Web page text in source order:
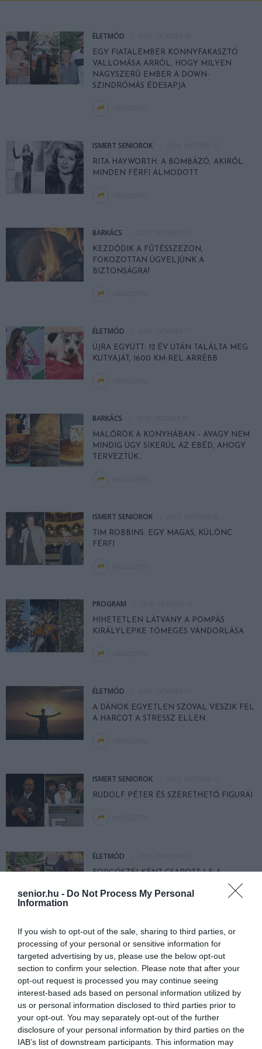
senior.hu - Do Not Process My Personal
Information
If you wish to opt-out of the sale, sharing to third parties, or
processing of your personal or sensitive information for
targeted advertising by us, please use the below opt-out
section to confirm your selection. Please note that after your
opt-out request is processed you may continue seeing
interest-based ads based on personal information utilized by
us or personal information disclosed to third parties prior to
your opt-out. You may separately opt-out of the further
disclosure of your personal information by third parties on the
IAB’s list of downstream participants. This information may
ÉLETMÓD
EGY FIATALEMBER KÖNNYFAKASZTÓ
VALLOMÁSA ARRÓL, HOGY MILYEN
NAGYSZERŰ EMBER A DOWN-
SZINDRÓMÁS ÉDESAPJA
ISMERT SENIOROK
RITA HAYWORTH: A BOMBÁZÓ, AKIRŐL
MINDEN FÉRFI ÁLMODOTT
BARKÁCS
KEZDŐDIK A FŰTÉSSZEZON,
FOKOZOTTAN ÜGYELJÜNK A
BIZTONSÁGRA!
ÉLETMÓD
ÚJRA EGYÜTT: 12 ÉV UTÁN TALÁLTA MEG
KUTYÁJÁT, 1600 KM-REL ARRÉBB
BARKÁCS
MALŐRÖK A KONYHÁBAN – AVAGY NEM
MINDIG ÚGY SIKERÜL AZ EBÉD, AHOGY
TERVEZTÜK…
ISMERT SENIOROK
TIM ROBBINS: EGY MAGAS, KÜLÖNC
FÉRFI
PROGRAM
HIHETETLEN LÁTVÁNY A POMPÁS
KIRÁLYLEPKE TÖMEGES VÁNDORLÁSA
ÉLETMÓD
A DÁNOK EGYETLEN SZÓVAL VESZIK FEL
A HARCOT A STRESSZ ELLEN
ISMERT SENIOROK
RUDOLF PÉTER ÉS SZERETHETŐ FIGURÁI
ÉLETMÓD
FORGÓSZÉLKÉNT CSAPOTT LE A
SZERELEM: A HATVANAS NAGYPAPA
MÁRIS MEGKÉRTE 40 ÉVVEL FIATALABB
MEGOSZTÁS
1 … 261 262 263 … 355